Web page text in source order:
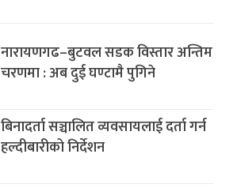
नारायणगढ–बुटवल सडक विस्तार अन्तिम
चरणमा : अब दुई घण्टामै पुगिने
बिनादर्ता सञ्चालित व्यवसायलाई दर्ता गर्न
हल्दीबारीको निर्देशन